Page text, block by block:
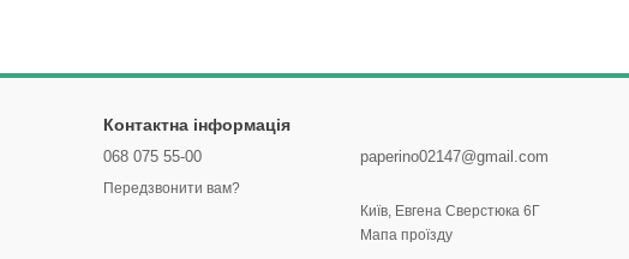
Контактна інформація
068 075 55-00
Передзвонити вам?
paperino02147@gmail.com
Київ, Евгена Сверстюка 6Г
Мапа проїзду